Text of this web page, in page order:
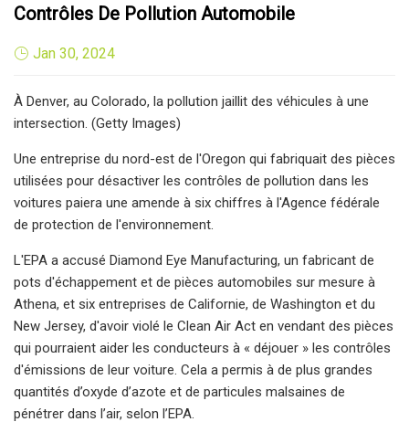
Contrôles De Pollution Automobile
Jan 30, 2024
À Denver, au Colorado, la pollution jaillit des véhicules à une
intersection. (Getty Images)
Une entreprise du nord-est de l'Oregon qui fabriquait des pièces
utilisées pour désactiver les contrôles de pollution dans les
voitures paiera une amende à six chiffres à l'Agence fédérale
de protection de l'environnement.
L'EPA a accusé Diamond Eye Manufacturing, un fabricant de
pots d'échappement et de pièces automobiles sur mesure à
Athena, et six entreprises de Californie, de Washington et du
New Jersey, d'avoir violé le Clean Air Act en vendant des pièces
qui pourraient aider les conducteurs à « déjouer » les contrôles
d'émissions de leur voiture. Cela a permis à de plus grandes
quantités d’oxyde d’azote et de particules malsaines de
pénétrer dans l’air, selon l’EPA.